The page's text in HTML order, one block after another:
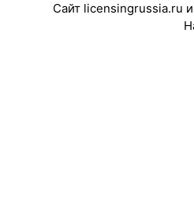
Сайт licensingrussia.ru